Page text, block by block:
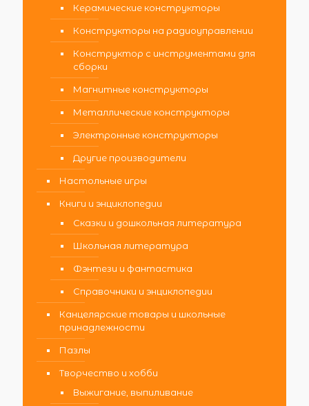
Керамические конструкторы
Конструкторы на радиоуправлении
Конструктор с инструментами для
сборки
Магнитные конструкторы
Металлические конструкторы
Электронные конструкторы
Другие производители
Настольные игры
Книги и энциклопедии
Сказки и дошкольная литература
Школьная литература
Фэнтези и фантастика
Справочники и энциклопедии
Канцелярские товары и школьные
принадлежности
Пазлы
Творчество и хобби
Выжигание, выпиливание